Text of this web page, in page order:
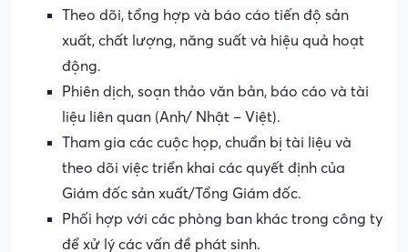
Theo dõi, tổng hợp và báo cáo tiến độ sản
xuất, chất lượng, năng suất và hiệu quả hoạt
động.
Phiên dịch, soạn thảo văn bản, báo cáo và tài
liệu liên quan (Anh/ Nhật – Việt).
Tham gia các cuộc họp, chuẩn bị tài liệu và
theo dõi việc triển khai các quyết định của
Giám đốc sản xuất/Tổng Giám đốc.
Phối hợp với các phòng ban khác trong công ty
để xử lý các vấn đề phát sinh.